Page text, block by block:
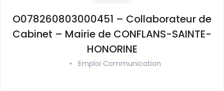
O078260803000451 – Collaborateur de
Cabinet – Mairie de CONFLANS-SAINTE-
HONORINE
• Emploi Communication